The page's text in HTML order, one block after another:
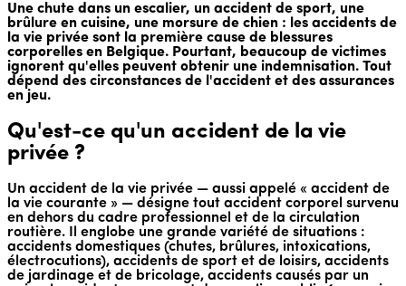
Une chute dans un escalier, un accident de sport, une
brûlure en cuisine, une morsure de chien : les accidents de
la vie privée sont la première cause de blessures
corporelles en Belgique. Pourtant, beaucoup de victimes
ignorent qu'elles peuvent obtenir une indemnisation. Tout
dépend des circonstances de l'accident et des assurances
en jeu.
Qu'est-ce qu'un accident de la vie
privée ?
Un accident de la vie privée — aussi appelé « accident de
la vie courante » — désigne tout accident corporel survenu
en dehors du cadre professionnel et de la circulation
routière. Il englobe une grande variété de situations :
accidents domestiques (chutes, brûlures, intoxications,
électrocutions), accidents de sport et de loisirs, accidents
de jardinage et de bricolage, accidents causés par un